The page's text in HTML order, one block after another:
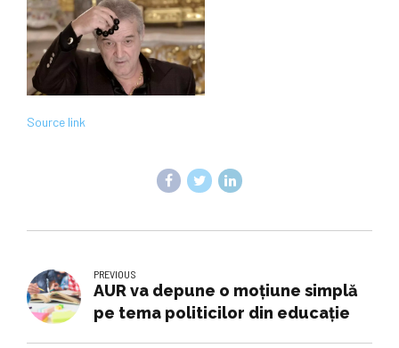
Source link
PREVIOUS
AUR va depune o moţiune simplă
pe tema politicilor din educaţie